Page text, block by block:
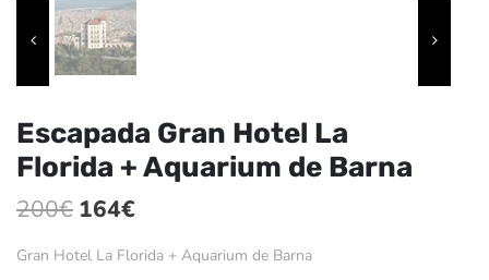
Escapada Gran Hotel La
Florida + Aquarium de Barna
200€ El
precio
164€
precio
Gran Hotel La Florida + Aquarium de Barna